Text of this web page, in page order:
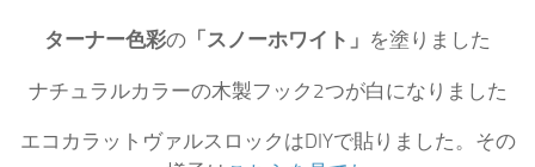
ターナー色彩の 「スノーホワイト」 を塗りました
ナチュラルカラーの木製フック2つが白になりました
エコカラットヴァルスロックはDIYで貼りました。その